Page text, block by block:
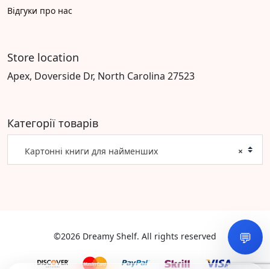
Відгуки про нас
Store location
Apex, Doverside Dr, North Carolina 27523
Категорії товарів
×
Картонні книги для найменших
©2026 Dreamy Shelf. All rights reserved 💬